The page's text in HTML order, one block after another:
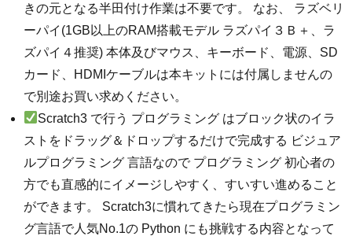
きの元となる半田付け作業は不要です。 なお、 ラズベリ
ーパイ(1GB以上のRAM搭載モデル ラズパイ３Ｂ＋、ラ
ズパイ４推奨) 本体及びマウス、キーボード、電源、SD
カード、HDMIケーブルは本キットには付属しませんの
で別途お買い求めください。
Scratch3 で行う プログラミング はブロック状のイラ
ストをドラッグ＆ドロップするだけで完成する ビジュア
ルプログラミング 言語なので プログラミング 初心者の
方でも直感的にイメージしやすく、すいすい進めること
ができます。 Scratch3に慣れてきたら現在プログラミン
グ言語で人気No.1の Python にも挑戦する内容となって